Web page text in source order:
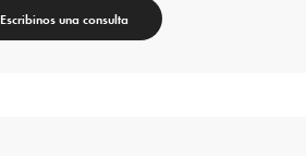
Escribinos una consulta